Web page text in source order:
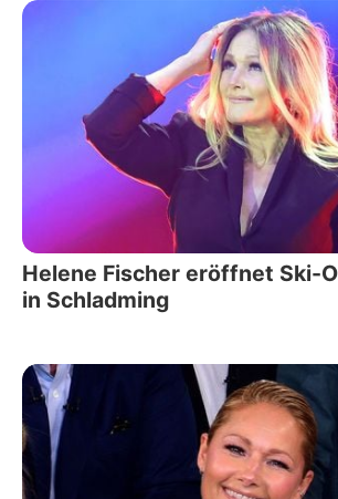
Helene Fischer eröffnet Ski-
in Schladming